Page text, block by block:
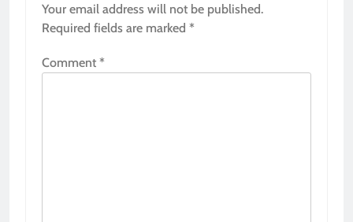
Your email address will not be published.
Required fields are marked *
Comment *